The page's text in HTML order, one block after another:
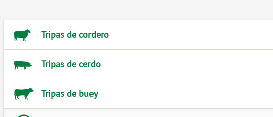
Tripas de cordero
Tripas de cerdo
Tripas de buey